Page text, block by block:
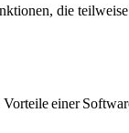
die
einer